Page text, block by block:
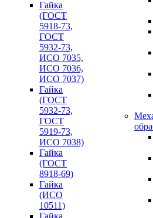
Гайка
(ГОСТ
5918-73,
ГОСТ
5932-73,
ИСО 7035,
ИСО 7036,
ИСО 7037)
Гайка
(ГОСТ
5932-73,
ГОСТ
5919-73,
ИСО 7038)
Гайка
(ГОСТ
8918-69)
Гайка
(ИСО
10511)
Гайка